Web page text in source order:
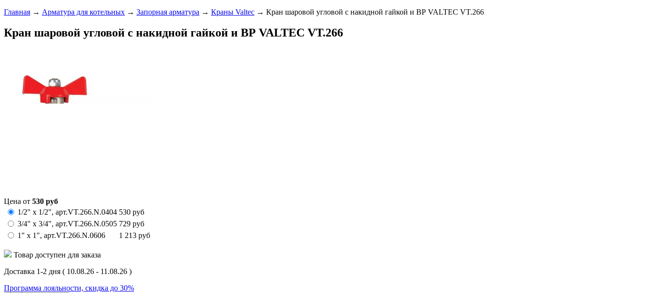
Главная → Арматура для котельных → Запорная арматура → Краны Valtec → Кран шаровой угловой с накидной гайкой и ВР VALTEC VT.266
Кран шаровой угловой с накидной гайкой и ВР VALTEC VT.266
Цена от 530 руб
1/2" х 1/2", арт.VT.266.N.0404 530 руб
3/4" х 3/4", арт.VT.266.N.0505 729 руб
1" х 1", арт.VT.266.N.0606 1 213 руб
Товар доступен для заказа
Доставка 1-2 дня ( 10.08.26 - 11.08.26 )
Программа лояльности, скидка до 30%